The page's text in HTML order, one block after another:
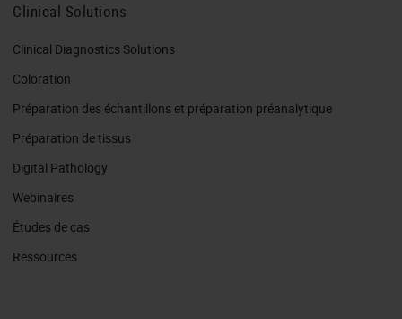
Clinical Solutions
Clinical Diagnostics Solutions
Coloration
Préparation des échantillons et préparation préanalytique
Préparation de tissus
Digital Pathology
Webinaires
Études de cas
Ressources